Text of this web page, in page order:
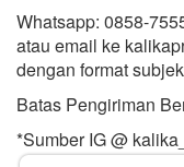
Whatsapp: 0858-
atau email ke
dengan format
Batas Pengiriman
*Sumber IG @